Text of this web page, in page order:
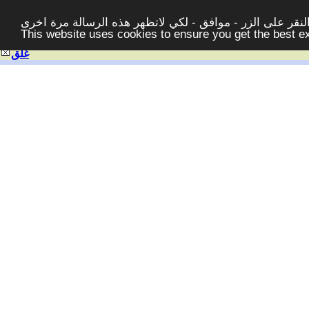
على الزر - موافق - لكي لاتظهر هذه الرسالة مرة اخرى -
This website uses cookies to ensure you get the best
غلق